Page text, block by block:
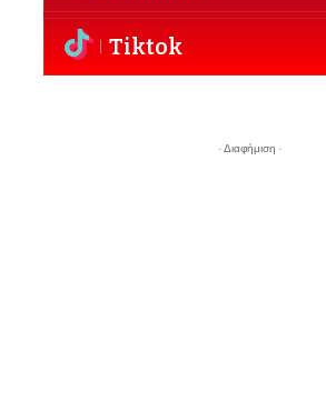
Tiktok
- Διαφήμιση -